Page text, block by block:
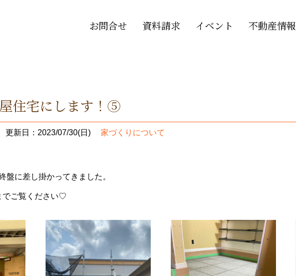
お問合せ 資料請求 イベント 不動産情報
住宅にします！⑤
更新日：2023/07/30(日) 家づくりについて
盤に差し掛かってきました。
でご覧ください♡